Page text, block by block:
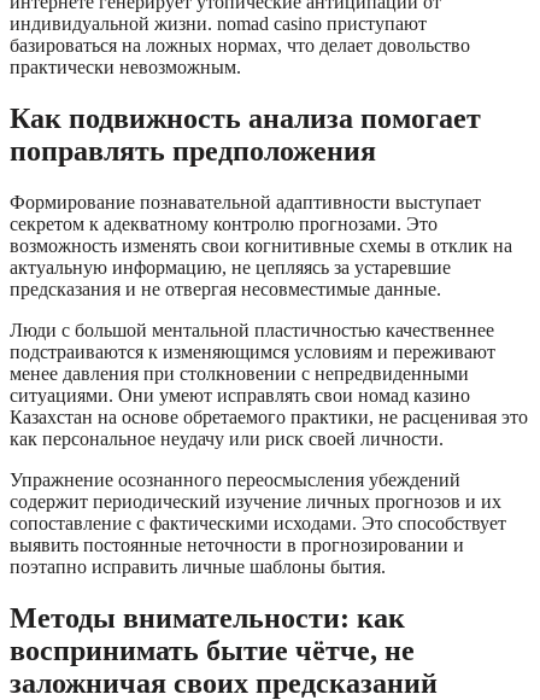
индивидуальной жизни. nomad casino приступают
базироваться на ложных нормах, что делает довольство
практически невозможным.
Как подвижность анализа помогает
поправлять предположения
Формирование познавательной адаптивности выступает
секретом к адекватному контролю прогнозами. Это
возможность изменять свои когнитивные схемы в отклик на
актуальную информацию, не цепляясь за устаревшие
предсказания и не отвергая несовместимые данные.
Люди с большой ментальной пластичностью качественнее
подстраиваются к изменяющимся условиям и переживают
менее давления при столкновении с непредвиденными
ситуациями. Они умеют исправлять свои номад казино
Казахстан на основе обретаемого практики, не расценивая это
как персональное неудачу или риск своей личности.
Упражнение осознанного переосмысления убеждений
содержит периодический изучение личных прогнозов и их
сопоставление с фактическими исходами. Это способствует
выявить постоянные неточности в прогнозировании и
поэтапно исправить личные шаблоны бытия.
Методы внимательности: как
воспринимать бытие чётче, не
заложничая своих предсказаний